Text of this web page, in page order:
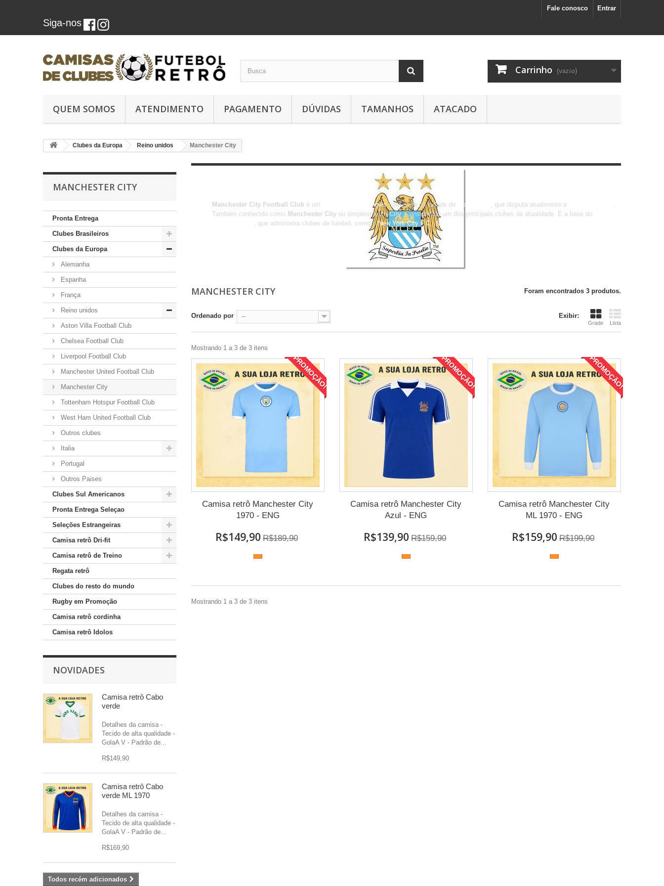
Entrar
Fale conosco
Siga-nos
Carrinho (vazio)
QUEM SOMOS ATENDIMENTO PAGAMENTO DÚVIDAS TAMANHOS ATACADO
Clubes da Europa Reino unidos Manchester City
MANCHESTER CITY
Pronta Entrega
Clubes Brasileiros
Clubes da Europa
Alemanha
Espanha
França
Reino unidos
Aston Villa Football Club
Chelsea Football Club
Liverpool Football Club
Manchester United Football Club
Manchester City
Tottenham Hotspur Football Club
West Ham United Football Club
Outros clubes
Italia
Portugal
Outros Paises
Clubes Sul Americanos
Pronta Entrega Seleçao
Seleções Estrangeiras
Camisa retrô Dri-fit
Camisa retrô de Treino
Regata retrô
Clubes do resto do mundo
Rugby em Promoção
Camisa retrô cordinha
Camisa retrô Idolos
NOVIDADES
Camisa retrô Cabo
verde
Detalhes da camisa -
Tecido de alta qualidade -
GolaA V - Padrão de...
R$149,90
Camisa retrô Cabo
verde ML 1970
Detalhes da camisa -
Tecido de alta qualidade -
GolaA V - Padrão de...
R$169,90
Todos recém adicionados
Manchester City Football Club é um clube de futebol inglêscom sede na cidade de Manchester , que disputa atualmente a
Também conhecido como Manchester City ou simplesmenteCity. Considerado um dos principais clubes da atualidade. É a base do
, que administra clubes de futebol, como oNew York City F.C.,Melbour...
MANCHESTER CITY Foram encontrados 3 produtos.
Exibir:
Grade Lista
Ordenado por --
Mostrando 1 a 3 de 3 itens
PROMOÇÃO!
Camisa retrô Manchester City
1970 - ENG
R$149,90 R$189,90
PROMOÇÃO!
Camisa retrô Manchester City
Azul - ENG
R$139,90 R$159,90
PROMOÇÃO!
Camisa retrô Manchester City
ML 1970 - ENG
R$159,90 R$199,90
Mostrando 1 a 3 de 3 itens